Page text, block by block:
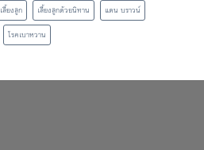
เลี้ยงลูก เลี้ยงลูกด้วยนิทาน
แดน บราวน์
โรคเบาหวาน